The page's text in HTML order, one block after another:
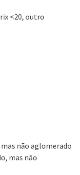
<20, outro
não aglomerado
mas não